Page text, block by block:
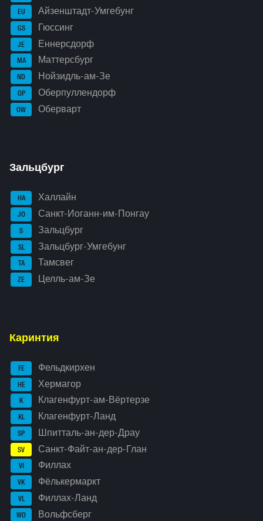
EU Айзенштадт-Умгебунг
GS Гюссинг
JE Еннерсдорф
MA Маттерсбург
ND Нойзидль-ам-Зе
OP Оберпуллендорф
OW Оберварт
Зальцбург
HA Халлайн
JO Санкт-Иоганн-им-Понгау
S Зальцбург
SL Зальцбург-Умгебунг
TA Тамсвег
ZE Целль-ам-Зе
Каринтия
FE Фельдкирхен
HE Хермагор
K Клагенфурт-ам-Вёртерзе
KL Клагенфурт-Ланд
SP Шпитталь-ан-дер-Драу
SV Санкт-Файт-ан-дер-Глан
VI Филлах
VK Фёлькермаркт
VL Филлах-Ланд
WO Вольфсберг